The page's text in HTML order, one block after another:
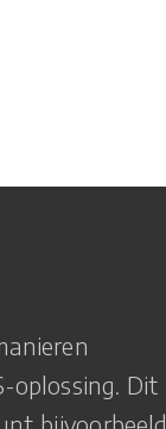
oplossing. Dit